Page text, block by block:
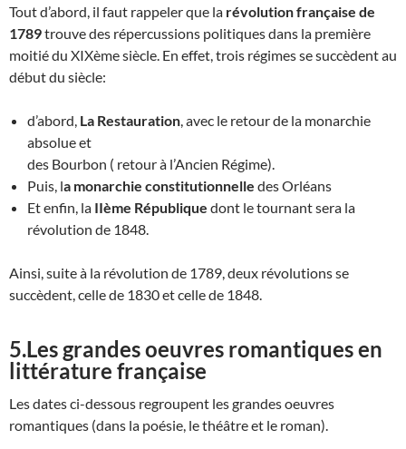
Tout d’abord, il faut rappeler que la révolution française de
1789trouve des répercussions politiques dans la première
moitié du XIXème siècle. En effet, trois régimes se succèdent au
début du siècle:
d’abord, La Restauration, avec le retour de la monarchie
absolue et
des Bourbon ( retour à l’Ancien Régime).
Puis, la monarchie constitutionnelle des Orléans
Et enfin, la IIème République dont le tournant sera la
révolution de 1848.
Ainsi, suite à la révolution de 1789, deux révolutions se
succèdent, celle de 1830 et celle de 1848.
5.Les grandes oeuvres romantiques en
littérature française
Les dates ci-dessous regroupent les grandes oeuvres
romantiques (dans la poésie, le théâtre et le roman).